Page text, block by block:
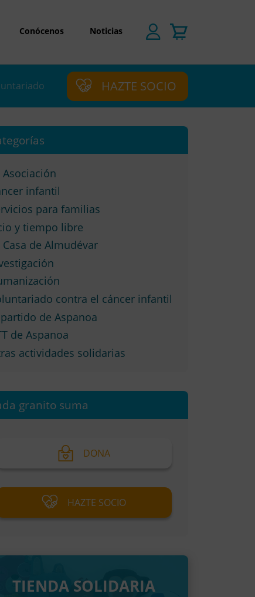
Conócenos Noticias
HAZTE SOCIO
Asociación
infantil
para familias
y tiempo libre
Casa de Almudévar
contra el cáncer infantil
partido de Aspanoa
de Aspanoa
actividades solidarias
granito suma
DONA
HAZTE SOCIO
TIENDA SOLIDARIA